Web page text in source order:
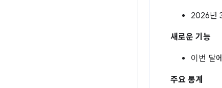
2026년
새로운 기능
이번 달
주요 통계